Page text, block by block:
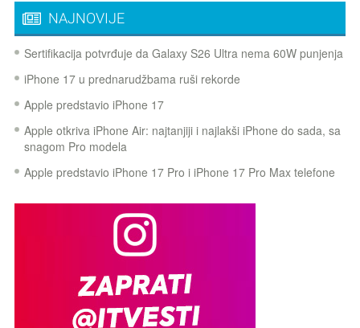
NAJNOVIJE
Sertifikacija potvrđuje da Galaxy S26 Ultra nema 60W punjenja
iPhone 17 u prednarudžbama ruši rekorde
Apple predstavio iPhone 17
Apple otkriva iPhone Air: najtanjiji i najlakši iPhone do sada, sa
snagom Pro modela
Apple predstavio iPhone 17 Pro i iPhone 17 Pro Max telefone